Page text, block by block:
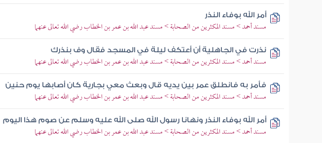
أمر الله بوفاء النذر
مسند أحمد > مسند المكثرين من الصحابة > مسند عبد الله بن عمر بن الخطاب رضي الله تعالى عنهما
نذرت في الجاهلية أن أعتكف ليلة في المسجد فقال وف بنذرك
مسند أحمد > مسند المكثرين من الصحابة > مسند عبد الله بن عمر بن الخطاب رضي الله تعالى عنهما
فأمر به فانطلق عمر بين يديه قال وبعث معي بجارية كان أصابها يوم حنين
مسند أحمد > مسند المكثرين من الصحابة > مسند عبد الله بن عمر بن الخطاب رضي الله تعالى عنهما
أمر الله بوفاء النذر ونهانا رسول الله صلى الله عليه وسلم عن صوم هذا اليوم
مسند أحمد > مسند المكثرين من الصحابة > مسند عبد الله بن عمر بن الخطاب رضي الله تعالى عنهما